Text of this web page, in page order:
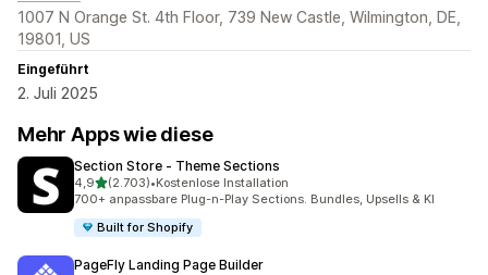
1007 N Orange St. 4th Floor, 739 New Castle, Wilmington, DE,
19801, US
Eingeführt
2. Juli 2025
Mehr Apps wie diese
Section Store ‑ Theme Sections
4,9von 5 Sternen
(2.703)
2703 Rezensionen insgesamt
•Kostenlose Installation
700+ anpassbare Plug-n-Play Sections. Bundles, Upsells & KI
Built for Shopify
PageFly Landing Page Builder